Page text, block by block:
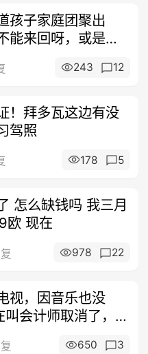
孩子家庭团聚出
能来回呀，或是说
243 12
！拜多瓦这边有没
驾照
178 5
怎么缺钱吗 我三月
欧 现在
978 22
视，因音乐也没
会计师取消了，我
650 3